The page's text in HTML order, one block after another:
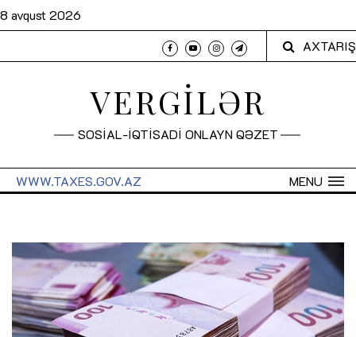
8 avqust 2026
AXTARIŞ
VERGİLƏR
SOSİAL-İQTİSADİ ONLAYN QƏZET
MENU
WWW.TAXES.GOV.AZ